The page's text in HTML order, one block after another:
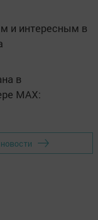
и интересным в
в
MАХ: